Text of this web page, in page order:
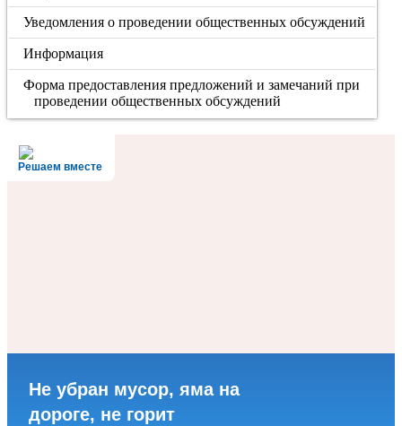
Уведомления о проведении общественных обсуждений
Информация
Форма предоставления предложений и замечаний при
проведении общественных обсуждений
Решаем вместе
Не убран мусор, яма на
дороге, не горит